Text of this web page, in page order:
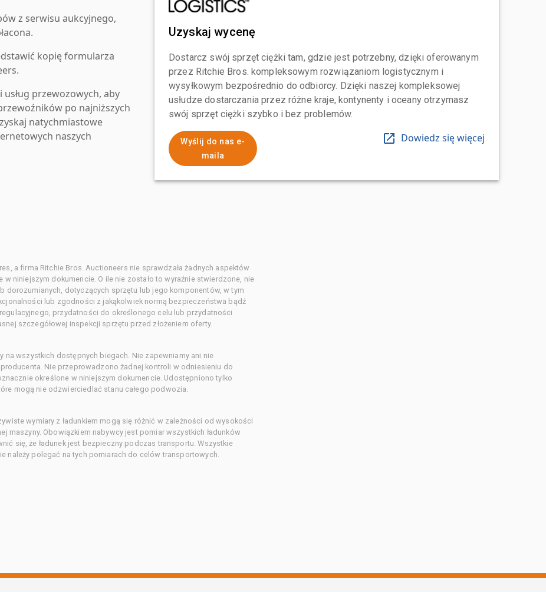
z serwisu aukcyjnego,
kopię formularza
przewozowych, aby
po najniższych
natychmiastowe
naszych
Uzyskaj wycenę
Dostarcz swój sprzęt ciężki tam, gdzie jest potrzebny, dzięki oferowanym
przez Ritchie Bros. kompleksowym rozwiązaniom logistycznym i
wysyłkowym bezpośrednio do odbiorcy. Dzięki naszej kompleksowej
usłudze dostarczania przez różne kraje, kontynenty i oceany otrzymasz
swój sprzęt ciężki szybko i bez problemów.
Wyślij do nas e-
maila
Dowiedz się więcej
a firma Ritchie Bros. Auctioneers nie sprawdzała żadnych aspektów
niniejszym dokumencie. O ile nie zostało to wyraźnie stwierdzone, nie
dorozumianych, dotyczących sprzętu lub jego komponentów, w tym
lub zgodności z jakąkolwiek normą bezpieczeństwa bądź
przydatności do określonego celu lub przydatności
szczegółowej inspekcji sprzętu przed złożeniem oferty.
wszystkich dostępnych biegach. Nie zapewniamy ani nie
Nie przeprowadzono żadnej kontroli w odniesieniu do
określone w niniejszym dokumencie. Udostępniono tylko
mogą nie odzwierciedlać stanu całego podwozia.
wymiary z ładunkiem mogą się różnić w zależności od wysokości
maszyny. Obowiązkiem nabywcy jest pomiar wszystkich ładunków
się, że ładunek jest bezpieczny podczas transportu. Wszystkie
należy polegać na tych pomiarach do celów transportowych.